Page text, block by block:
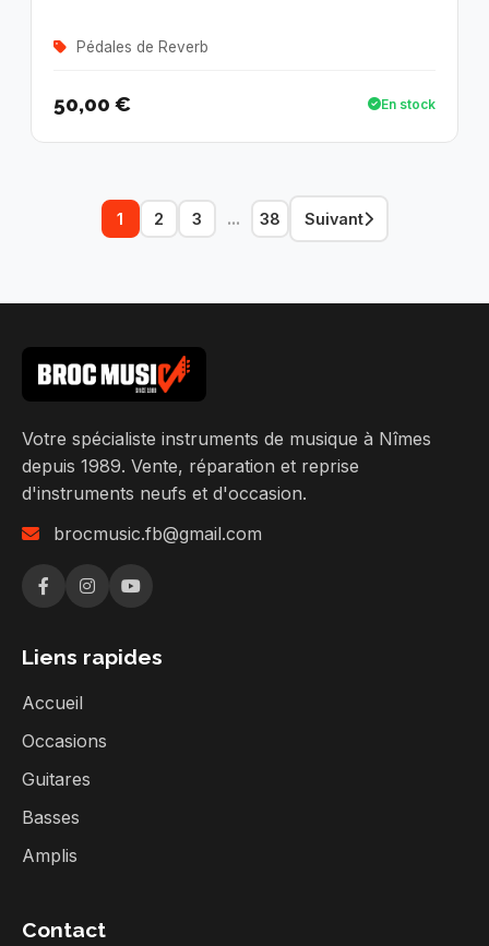
Pédales de Reverb
50,00 € En stock
1 2 3 ... 38 Suivant
Votre spécialiste instruments de musique à Nîmes
depuis 1989. Vente, réparation et reprise
d'instruments neufs et d'occasion.
brocmusic.fb@gmail.com
Liens rapides
Accueil
Occasions
Guitares
Basses
Amplis
Contact